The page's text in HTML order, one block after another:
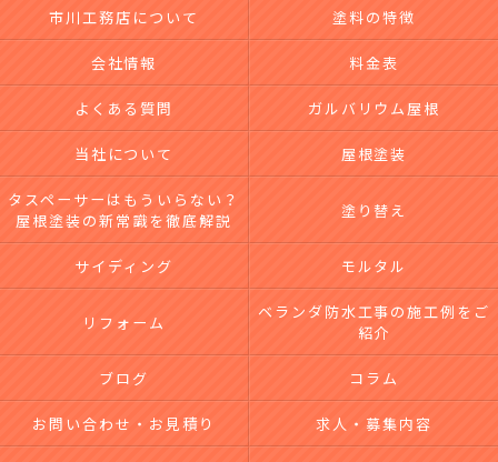
市川工務店について 塗料の特徴
会社情報 料金表
よくある質問 ガルバリウム屋根
当社について 屋根塗装
タスペーサーはもういらない？
屋根塗装の新常識を徹底解説
塗り替え
サイディング モルタル
リフォーム
ベランダ防水工事の施工例をご
紹介
ブログ コラム
お問い合わせ・お見積り 求人・募集内容